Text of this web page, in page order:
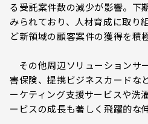
る受託案件数の減少が影響。下
みられており、人材育成に取り
ど新領域の顧客案件の獲得を積
その他周辺ソリューションサ
害保険、提携ビジネスカードな
ーケティング支援サービスや洗
ービスの成長も著しく飛躍的な